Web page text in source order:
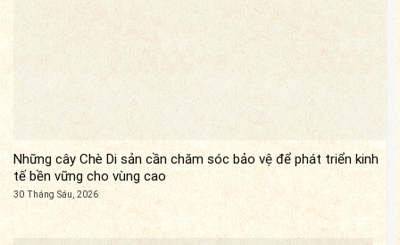
Những cây Chè Di sản cần chăm sóc bảo vệ để phát triển kinh
tế bền vững cho vùng cao
30 Tháng Sáu, 2026